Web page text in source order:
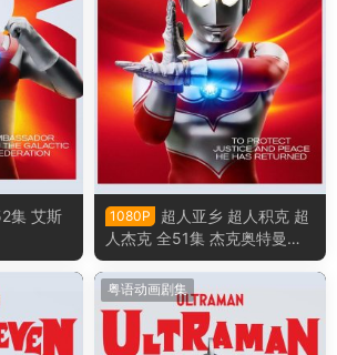
集 艾斯
1080P
超人亚乡 超人积克 超
人杰克 全51集 杰克奥特曼粤
语版
粤语动画剧集